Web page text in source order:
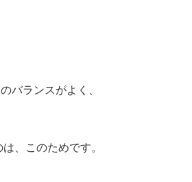
バランスがよく、
、このためです。